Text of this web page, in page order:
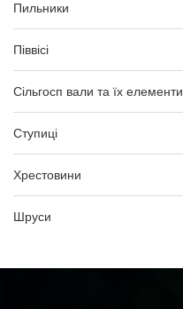
Пильники
Піввісі
Сільгосп вали та їх елементи
Ступиці
Хрестовини
Шруси